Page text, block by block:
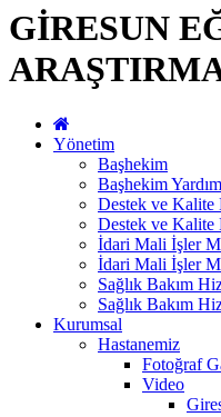
GİRESUN
Yönetim
Başhekim
Başhekim
Destek ve Kalite
Destek ve Kalite
İdari Mali İşler
İdari Mali İşler
Sağlık Bakım
Sağlık Bakım
Kurumsal
Hastanemiz
Fotoğraf
Video